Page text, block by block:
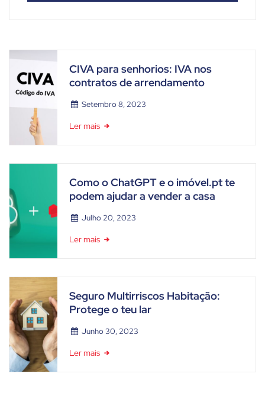
CIVA para senhorios: IVA nos
contratos de arrendamento
Setembro 8, 2023
Ler mais
Como o ChatGPT e o imóvel.pt te
podem ajudar a vender a casa
Julho 20, 2023
Ler mais
Seguro Multirriscos Habitação:
Protege o teu lar
Junho 30, 2023
Ler mais